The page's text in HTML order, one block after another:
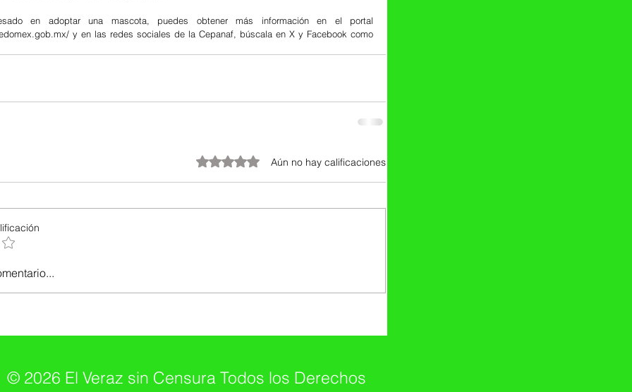
en adoptar una mascota, puedes obtener más información en el portal
y en las redes sociales de la Cepanaf, búscala en X y Facebook como
Obtuvo 0 de 5 estrellas.Aún no hay calificaciones
© 2026 El Veraz sin Censura Todos los Derechos